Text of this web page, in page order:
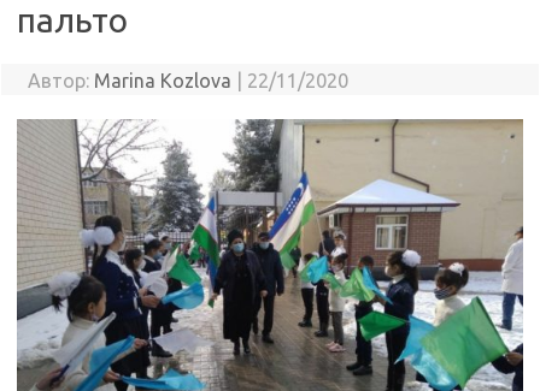
пальто
Автор: Marina Kozlova 22/11/2020